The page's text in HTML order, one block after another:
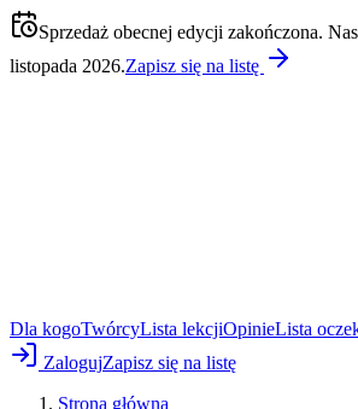
Sprzedaż obecnej edycji zakończona.
listopada 2026.Zapisz się na listę
Dla kogoTwórcyLista lekcjiOpinieLista
ZalogujZapisz się na listę
Strona główna